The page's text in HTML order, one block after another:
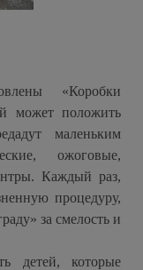
«Коробки
может положить
маленьким
ожоговые,
Каждый раз,
процедуру,
за смелость и
детей, которые